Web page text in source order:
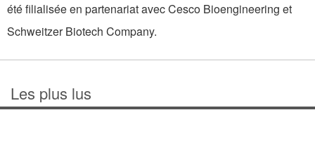
été filialisée en partenariat avec Cesco Bioengineering et
Schweitzer Biotech Company.
Les plus lus